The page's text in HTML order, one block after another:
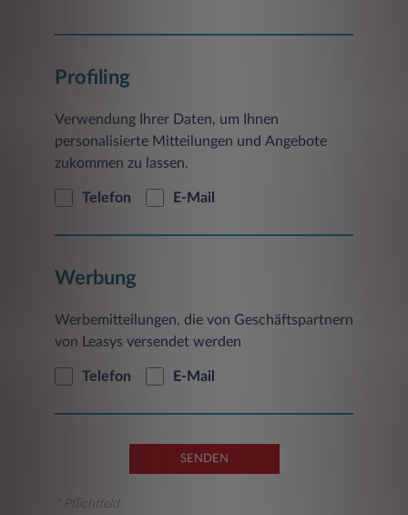
Profiling
Verwendung Ihrer Daten, um Ihnen
personalisierte Mitteilungen und Angebote
zukommen zu lassen.
Telefon E-Mail
Werbung
Werbemitteilungen, die von Geschäftspartnern
von Leasys versendet werden
Telefon E-Mail
SENDEN
* Pflichtfeld